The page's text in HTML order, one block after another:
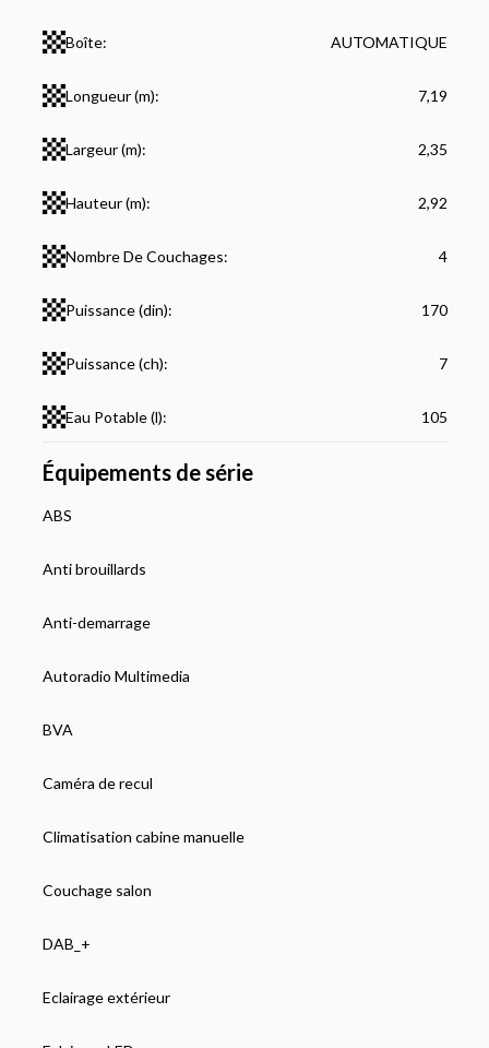
Boîte: AUTOMATIQUE
Longueur (m): 7,19
Largeur (m): 2,35
Hauteur (m): 2,92
Nombre De Couchages: 4
Puissance (din): 170
Puissance (ch): 7
Eau Potable (l): 105
Équipements de série
ABS
Anti brouillards
Anti-demarrage
Autoradio Multimedia
BVA
Caméra de recul
Climatisation cabine manuelle
Couchage salon
DAB_+
Eclairage extérieur